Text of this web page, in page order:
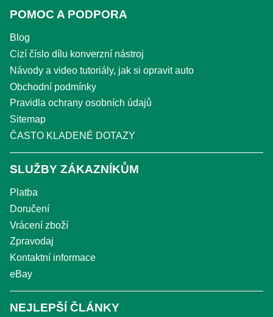
POMOC A PODPORA
Blog
Cizí číslo dílu konverzní nástroj
Návody a video tutoriály, jak si opravit auto
Obchodní podmínky
Pravidla ochrany osobních údajů
Sitemap
ČASTO KLADENÉ DOTAZY
SLUŽBY ZÁKAZNÍKŮM
Platba
Doručení
Vrácení zboží
Zpravodaj
Kontaktní informace
eBay
NEJLEPŠÍ ČLÁNKY